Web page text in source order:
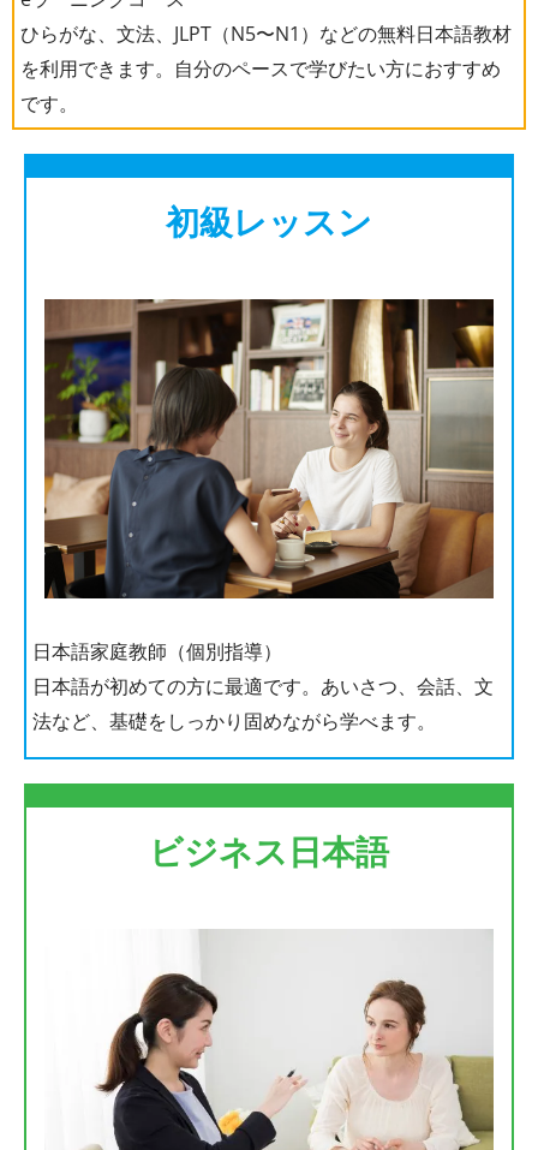
ひらがな、文法、JLPT（N5〜N1）などの無料日本語教材
を利用できます。自分のペースで学びたい方におすすめ
です。
初級レッスン
日本語家庭教師（個別指導）
日本語が初めての方に最適です。あいさつ、会話、文
法など、基礎をしっかり固めながら学べます。
ビジネス日本語